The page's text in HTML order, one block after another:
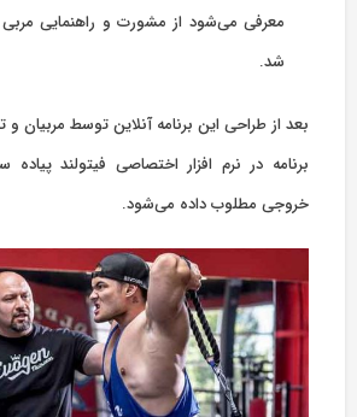
معرفی می‌شود از مشورت و راهنمایی مربی
شد.
بعد از طراحی این برنامه آنلاین توسط مربیان و
برنامه در نر‌م افزار اختصاصی فیتولند
خروجی مطلوب داده می‌شود.